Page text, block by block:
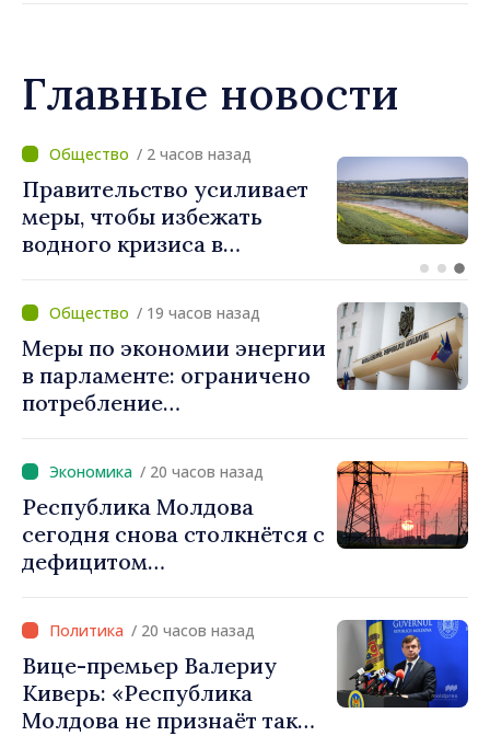
Главные новости
/ 1 час назад
У ПДС два новых депутата
в парламенте.
Конституционный суд
/ 19 часов назад
Меры по экономии энергии
в парламенте: ограничено
потребление
воды
/ 20 часов назад
Республика Молдова
сегодня снова столкнётся с
дефицитом
/ 20 часов назад
Вице-премьер Валериу
Киверь: «Республика
Молдова не признаёт так